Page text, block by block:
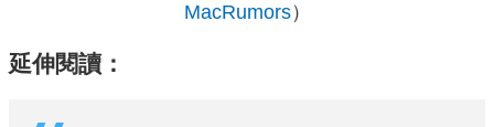
MacRumors）
延伸閱讀：